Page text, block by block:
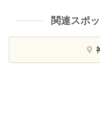
関連スポ